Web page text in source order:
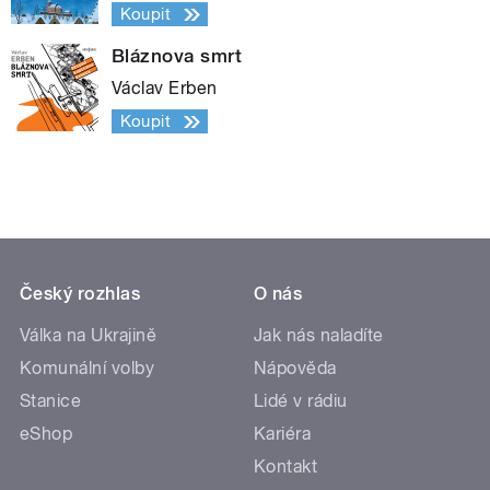
Koupit
Bláznova smrt
Václav Erben
Koupit
Český rozhlas
Válka na Ukrajině
Komunální volby
Stanice
eShop
O nás
Jak nás naladíte
Nápověda
Lidé v rádiu
Kariéra
Kontakt